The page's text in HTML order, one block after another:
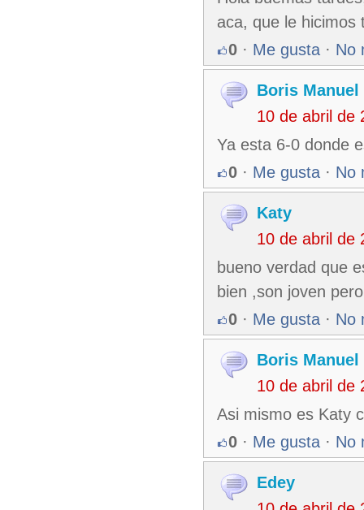
aca, que le hicimos
0 · Me gusta · No
Boris Manuel
10 de abril de
Ya esta 6-0 donde
0 · Me gusta · No
Katy
10 de abril de
bueno verdad que
bien ,son joven
0 · Me gusta · No
Boris Manuel
10 de abril de
Asi mismo es Katy
0 · Me gusta · No
Edey